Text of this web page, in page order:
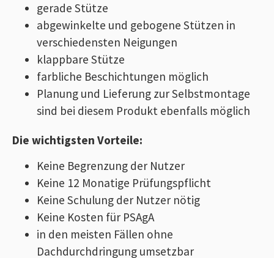
gerade Stütze
abgewinkelte und gebogene Stützen in
verschiedensten Neigungen
klappbare Stütze
farbliche Beschichtungen möglich
Planung und Lieferung zur Selbstmontage
sind bei diesem Produkt ebenfalls möglich
Die wichtigsten Vorteile:
Keine Begrenzung der Nutzer
Keine 12 Monatige Prüfungspflicht
Keine Schulung der Nutzer nötig
Keine Kosten für PSAgA
in den meisten Fällen ohne
Dachdurchdringung umsetzbar